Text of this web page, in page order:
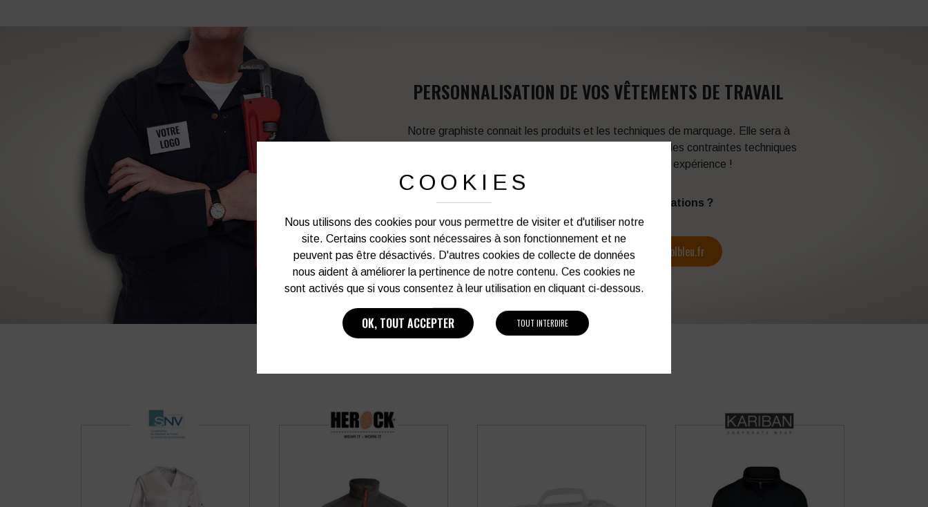
PERSONNALISATION DE VOS VÊTEMENTS DE TRAVAIL
Notre graphiste connait les produits et les techniques de marquage. Elle sera à
votre service afin d’optimiser votre support en fonction des contraintes techniques
et de vos besoins d’image. Profitez de son expérience !
Vous souhaitez avoir plus d’informations ?
03 27 28 87 86 contact@colbleu.fr
COOKIES
Nous utilisons des cookies pour vous permettre de visiter et d'utiliser notre
site. Certains cookies sont nécessaires à son fonctionnement et ne
peuvent pas être désactivés. D'autres cookies de collecte de données
nous aident à améliorer la pertinence de notre contenu. Ces cookies ne
sont activés que si vous consentez à leur utilisation en cliquant ci-dessous.
OK, TOUT ACCEPTER TOUT INTERDIRE